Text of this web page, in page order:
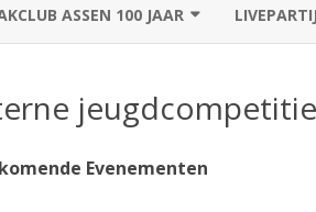
PRIVACY STATEMENT VAN SC
ASSEN 100 JAAR
UITSLAGENNOSBO-
jeugdcompetitie
Evenementen